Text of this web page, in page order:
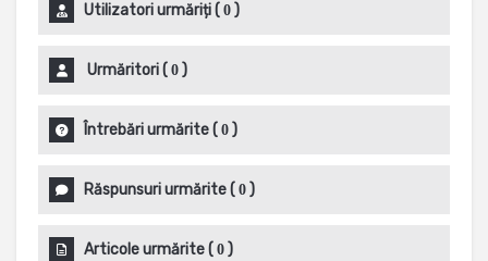
Utilizatori urmăriți( 0 )
Urmăritori( 0 )
Întrebări urmărite( 0 )
Răspunsuri urmărite( 0 )
Articole urmărite( 0 )